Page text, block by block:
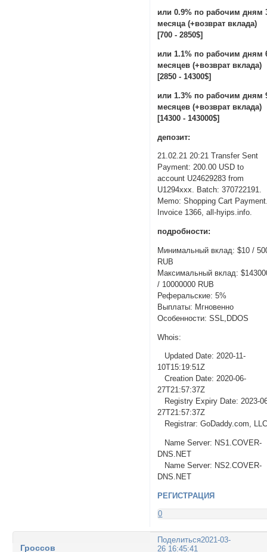
или 0.9% по рабочим дням
месяца (+возврат вклада)
[700 - 2850$]
или 1.1% по рабочим дням
месяцев (+возврат вклада)
[2850 - 14300$]
или 1.3% по рабочим дням
месяцев (+возврат вклада)
[14300 - 143000$]
депозит:
21.02.21 20:21 Transfer Sent
Payment: 200.00 USD to
account U24629283 from
U1294xxx. Batch: 370722191.
Memo: Shopping Cart
Invoice 1366, all-hyips.info.
подробности:
Минимальный вклад: $10 /
RUB
Максимальный вклад:
/ 10000000 RUB
Реферальские: 5%
Выплаты: Мгновенно
Особенности: SSL,DDOS
Whois:
Updated Date: 2020-11-
10T15:19:51Z
Creation Date: 2020-06-
27T21:57:37Z
Registry Expiry Date: 2023-
27T21:57:37Z
Registrar: GoDaddy.com,
Name Server: NS1.COVER-
DNS.NET
Name Server: NS2.COVER-
DNS.NET
РЕГИСТРАЦИЯ
0
Поделиться2021-03-
26 16:45:41
Гроссов